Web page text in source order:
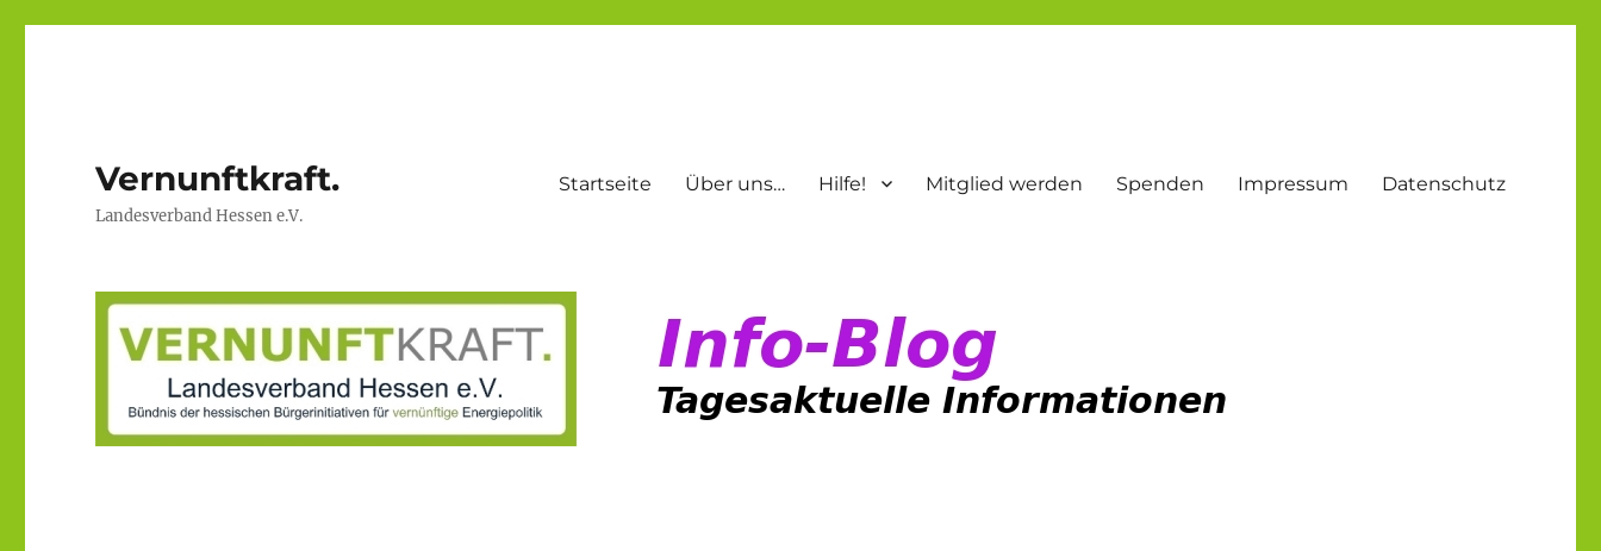
Vernunftkraft.
Landesverband Hessen e.V.
Startseite Über uns… Hilfe! Mitglied werden Spenden Impressum Datenschutz